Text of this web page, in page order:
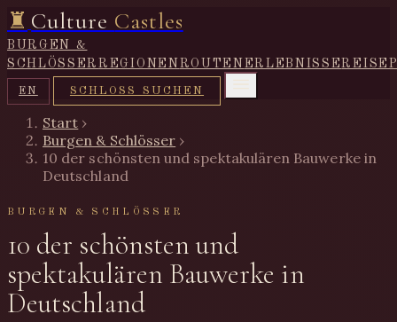
♜ Culture Castles
BURGEN &
SCHLÖSSERREGIONEN ROUTEN ERLEBNISSE
EN SCHLOSS SUCHEN
Start ›
Burgen & Schlösser ›
10 der schönsten und spektakulären Bauwerke in
Deutschland
BURGEN & SCHLÖSSER
10 der schönsten und
spektakulären Bauwerke in
Deutschland